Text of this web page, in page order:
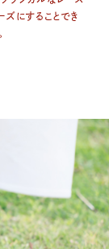
ズにすることでき